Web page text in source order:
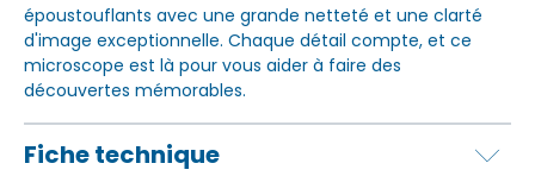
époustouflants avec une grande netteté et une clarté
d'image exceptionnelle. Chaque détail compte, et ce
microscope est là pour vous aider à faire des
découvertes mémorables.
Fiche technique